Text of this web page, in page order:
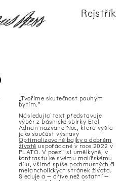
Rejstřík
„Tvoříme skutečnost pouhým
bytím.“
Následující text představuje
výběr z básnické sbírky Etel
Adnan nazvané Noc, která vyšla
jako součást výstavy
Optimalizované bajky o dobrém
životě uspořádané v roce 2022 v
PLATO. V poezii si umělkyně, v
kontrastu ke svému malířskému
dílu, všímá spíše pochmurných či
melancholických stránek života.
Sleduje a –⁠ dříve než ostatní –⁠
X
Úvod k výstavě
Toxický prach
Půda a přátelé
Monika Pascoe Mikyšková:
Vzpomínky, které mi nepatří